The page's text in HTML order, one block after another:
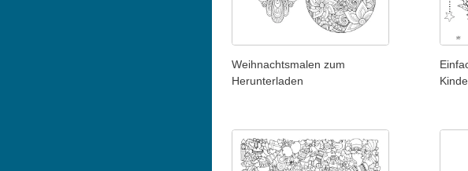
Weihnachtsmalen zum
Herunterladen